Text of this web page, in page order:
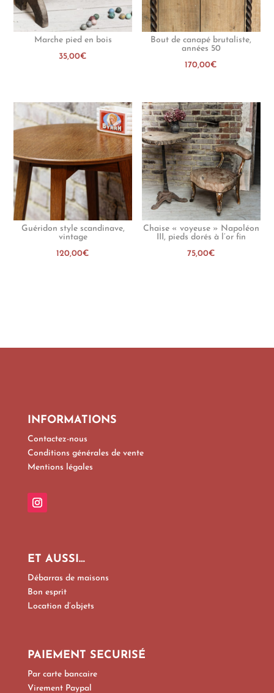
Marche pied en bois
35,00€
Bout de canapé brutaliste,
années 50
170,00€
Guéridon style scandinave,
vintage
120,00€
Chaise « voyeuse » Napoléon
III, pieds dorés à l’or fin
75,00€
INFORMATIONS
Contactez-nous
Conditions générales de vente
Mentions légales
ET AUSSI…
Débarras de maisons
Bon esprit
Location d’objets
PAIEMENT SECURISÉ
Par carte bancaire
Virement Paypal